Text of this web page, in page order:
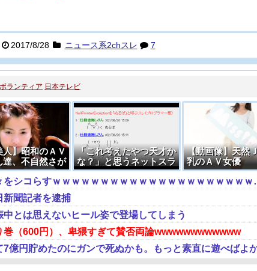
2017/8/28 ニュース系2chスレ 7
ボランティア 日本テレビ
人】昭和のＡＶ
達、不自然さが
画像
「これ考えたやつ天才か
な？」と思うネットスラ
ングと言えば？
【動画像】天然
乳のＡＶ女優
【動画】あのちゃん
新聞記者を逮捕
中とは思えないヒール姿で登場してしまう
巻（600円）、卑猥すぎて賛否両論wwwwwwwwwwww